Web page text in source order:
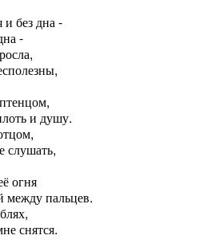
без дна -
-
и душу.
слушать,
огня
между пальцев.
снятся.